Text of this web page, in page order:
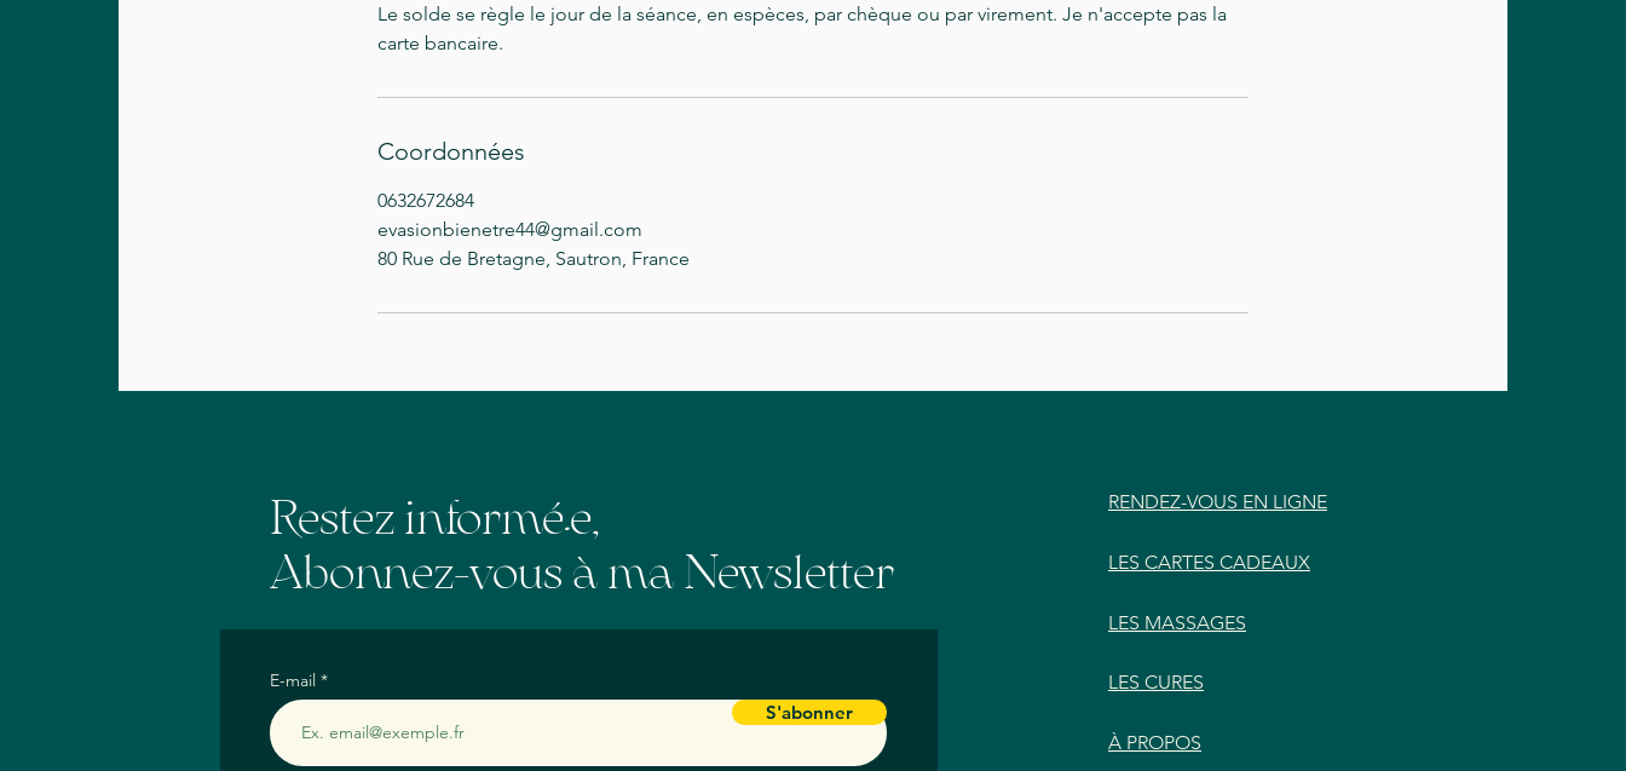
Le solde se règle le jour de la séance, en espèces, par chèque ou par virement. Je n'accepte pas la
Coordonnées
0632672684
evasionbienetre44@gmail.com
80 Rue de Bretagne, Sautron, France
Restez informé•e,
Abonnez-vous à ma Newsletter
E-mail
S'abonner
RENDEZ-VOUS EN LIGNE
LES CARTES CADEAUX
LES MASSAGES
LES CURES
À PROPOS